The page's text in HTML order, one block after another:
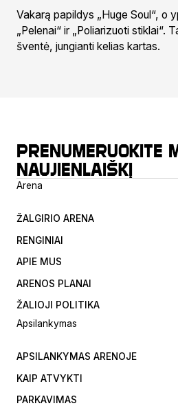
Vakarą papildys „Huge Soul“, o
„Pelenai“ ir „Poliarizuoti stiklai“.
šventė, jungianti kelias kartas.
Prenumeruokite
naujienlaiškį
Arena
ŽALGIRIO ARENA
RENGINIAI
APIE MUS
ARENOS PLANAI
ŽALIOJI POLITIKA
Apsilankymas
APSILANKYMAS ARENOJE
KAIP ATVYKTI
PARKAVIMAS